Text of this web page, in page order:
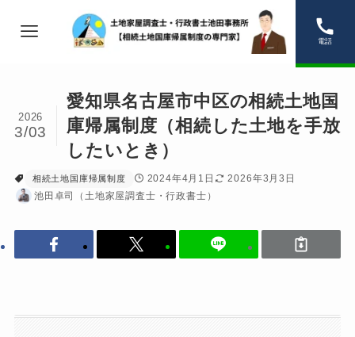
電話
愛知県名古屋市中区の相続土地国
庫帰属制度（相続した土地を手放
したいとき）
2026
3/03
相続土地国庫帰属制度 2024年4月1日
2026年3月3日
池田卓司（土地家屋調査士・行政書士）